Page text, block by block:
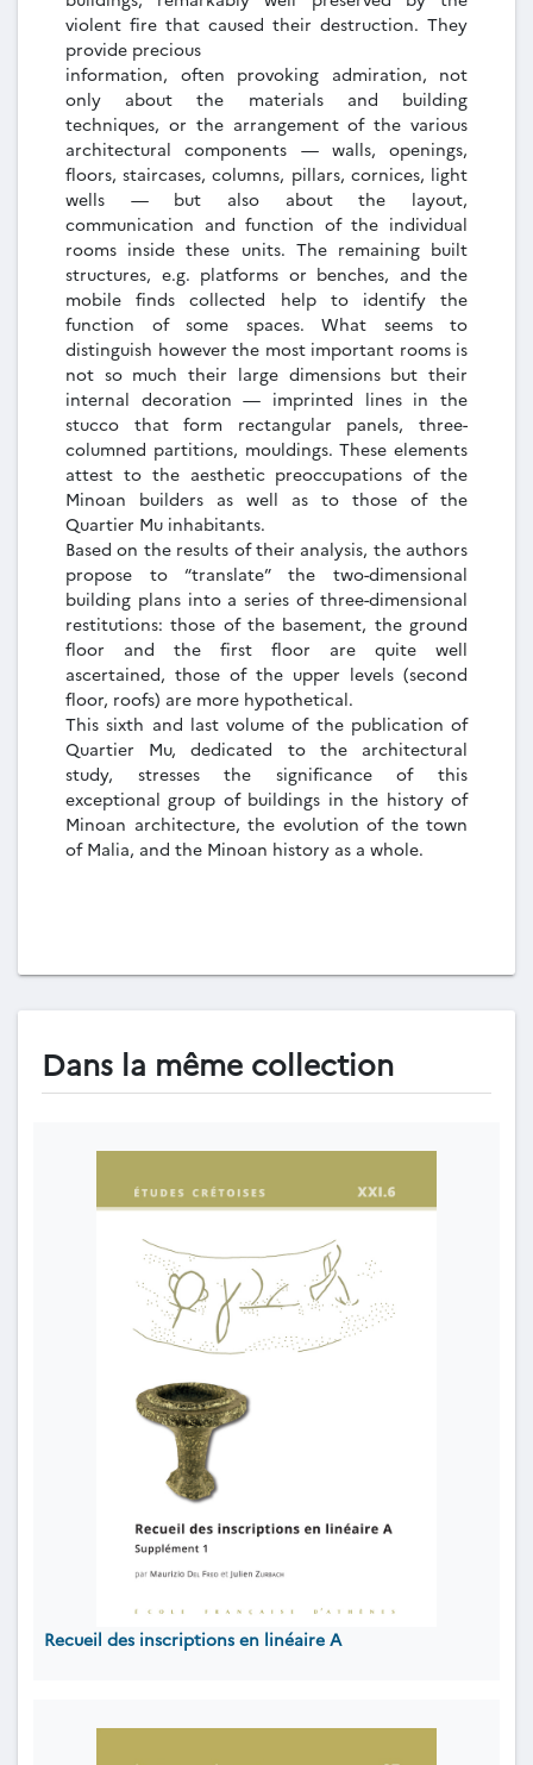
violent fire that caused their destruction. They
provide precious
information, often provoking admiration, not
only about the materials and building
techniques, or the arrangement of the various
architectural components — walls, openings,
floors, staircases, columns, pillars, cornices, light
wells — but also about the layout,
communication and function of the individual
rooms inside these units. The remaining built
structures, e.g. platforms or benches, and the
mobile finds collected help to identify the
function of some spaces. What seems to
distinguish however the most important rooms is
not so much their large dimensions but their
internal decoration — imprinted lines in the
stucco that form rectangular panels, three-
columned partitions, mouldings. These elements
attest to the aesthetic preoccupations of the
Minoan builders as well as to those of the
Quartier Mu inhabitants.
Based on the results of their analysis, the authors
propose to “translate” the two-dimensional
building plans into a series of three-dimensional
restitutions: those of the basement, the ground
floor and the first floor are quite well
ascertained, those of the upper levels (second
floor, roofs) are more hypothetical.
This sixth and last volume of the publication of
Quartier Mu, dedicated to the architectural
study, stresses the significance of this
exceptional group of buildings in the history of
Minoan architecture, the evolution of the town
of Malia, and the Minoan history as a whole.
Dans la même collection
Recueil des inscriptions en linéaire A